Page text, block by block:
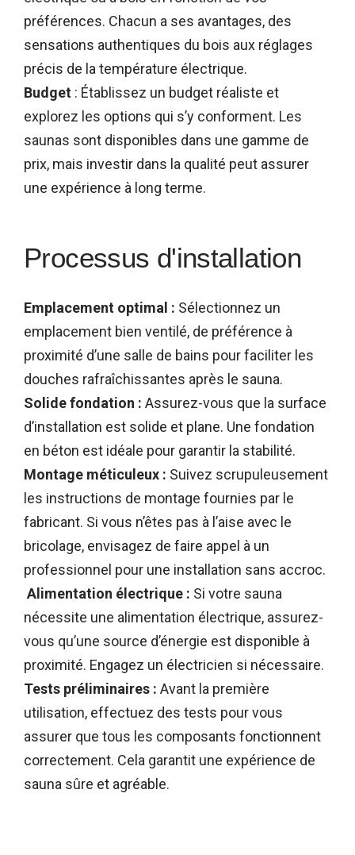
préférences. Chacun a ses avantages, des
sensations authentiques du bois aux réglages
précis de la température électrique.
Budget : Établissez un budget réaliste et
explorez les options qui s’y conforment. Les
saunas sont disponibles dans une gamme de
prix, mais investir dans la qualité peut assurer
une expérience à long terme.
Processus d'installation
Emplacement optimal : Sélectionnez un
emplacement bien ventilé, de préférence à
proximité d’une salle de bains pour faciliter les
douches rafraîchissantes après le sauna.
Solide fondation : Assurez-vous que la surface
d’installation est solide et plane. Une fondation
en béton est idéale pour garantir la stabilité.
Montage méticuleux : Suivez scrupuleusement
les instructions de montage fournies par le
fabricant. Si vous n’êtes pas à l’aise avec le
bricolage, envisagez de faire appel à un
professionnel pour une installation sans accroc.
Alimentation électrique : Si votre sauna
nécessite une alimentation électrique, assurez-
vous qu’une source d’énergie est disponible à
proximité. Engagez un électricien si nécessaire.
Tests préliminaires : Avant la première
utilisation, effectuez des tests pour vous
assurer que tous les composants fonctionnent
correctement. Cela garantit une expérience de
sauna sûre et agréable.